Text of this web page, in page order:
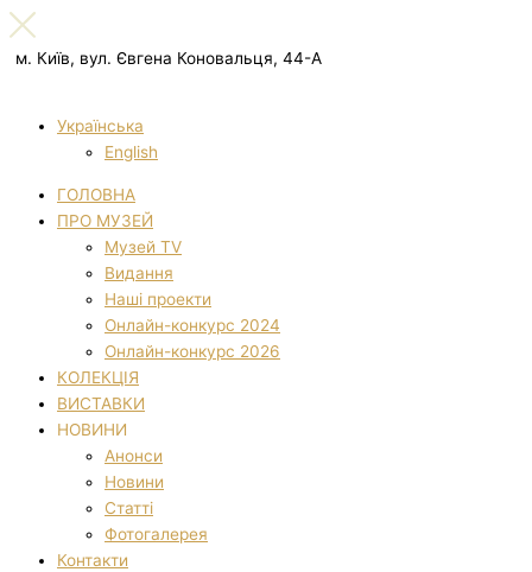
м. Київ, вул. Євгена Коновальця, 44-А
Українська
English
ГОЛОВНА
ПРО МУЗЕЙ
Музей TV
Видання
Наші проекти
Онлайн-конкурс 2024
Онлайн-конкурс 2026
КОЛЕКЦІЯ
ВИСТАВКИ
НОВИНИ
Анонси
Новини
Статті
Фотогалерея
Контакти